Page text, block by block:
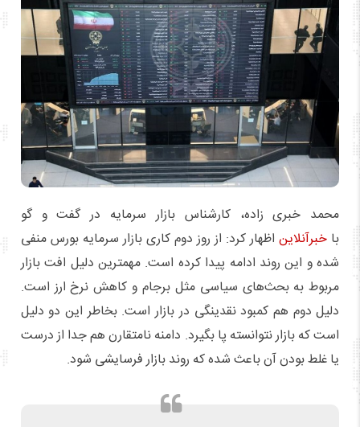
محمد خبری زاده، کارشناس بازار سرمایه در گفت و گو
با خبرآنلایناظهار کرد: از روز دوم کاری بازار سرمایه بورس منفی
شده و این روند ادامه پیدا کرده است. مهمترین دلیل افت بازار
مربوط به بحث‌های سیاسی مثل برجام و کاهش نرخ ارز است.
دلیل دوم هم کمبود نقدینگی در بازار است. بخاطر این دو دلیل
است که بازار نتوانسته پا بگیرد. دامنه نامتقارن هم جدا از درست
یا غلط بودن آن باعث شده که روند بازار فرسایشی شود.